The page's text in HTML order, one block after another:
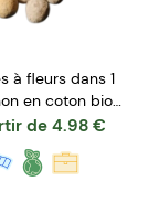
à fleurs dans 1
en coton bio
de 4.98 €